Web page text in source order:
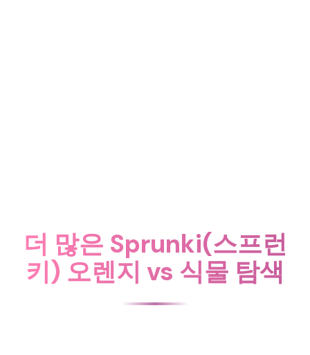
더 많은 Sprunki(스프런
키) 오렌지 vs 식물 탐색